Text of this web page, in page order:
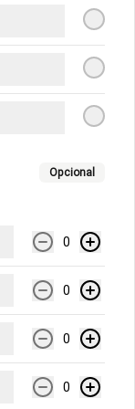
Opcional
0
0
0
0